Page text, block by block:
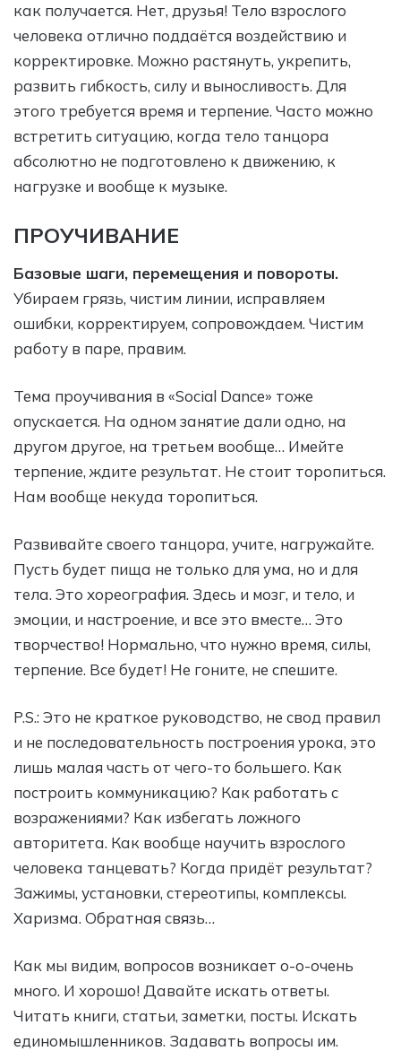
как получается. Нет, друзья! Тело взрослого
человека отлично поддаётся воздействию и
корректировке. Можно растянуть, укрепить,
развить гибкость, силу и выносливость. Для
этого требуется время и терпение. Часто можно
встретить ситуацию, когда тело танцора
абсолютно не подготовлено к движению, к
нагрузке и вообще к музыке.
ПРОУЧИВАНИЕ
Базовые шаги, перемещения и повороты.
Убираем грязь, чистим линии, исправляем
ошибки, корректируем, сопровождаем. Чистим
работу в паре, правим.
Тема проучивания в «Social Dance» тоже
опускается. На одном занятие дали одно, на
другом другое, на третьем вообще… Имейте
терпение, ждите результат. Не стоит торопиться.
Нам вообще некуда торопиться.
Развивайте своего танцора, учите, нагружайте.
Пусть будет пища не только для ума, но и для
тела. Это хореография. Здесь и мозг, и тело, и
эмоции, и настроение, и все это вместе… Это
творчество! Нормально, что нужно время, силы,
терпение. Все будет! Не гоните, не спешите.
P.S.: Это не краткое руководство, не свод правил
и не последовательность построения урока, это
лишь малая часть от чего-то большего. Как
построить коммуникацию? Как работать с
возражениями? Как избегать ложного
авторитета. Как вообще научить взрослого
человека танцевать? Когда придёт результат?
Зажимы, установки, стереотипы, комплексы.
Харизма. Обратная связь…
Как мы видим, вопросов возникает о-о-очень
много. И хорошо! Давайте искать ответы.
Читать книги, статьи, заметки, посты. Искать
единомышленников. Задавать вопросы им.